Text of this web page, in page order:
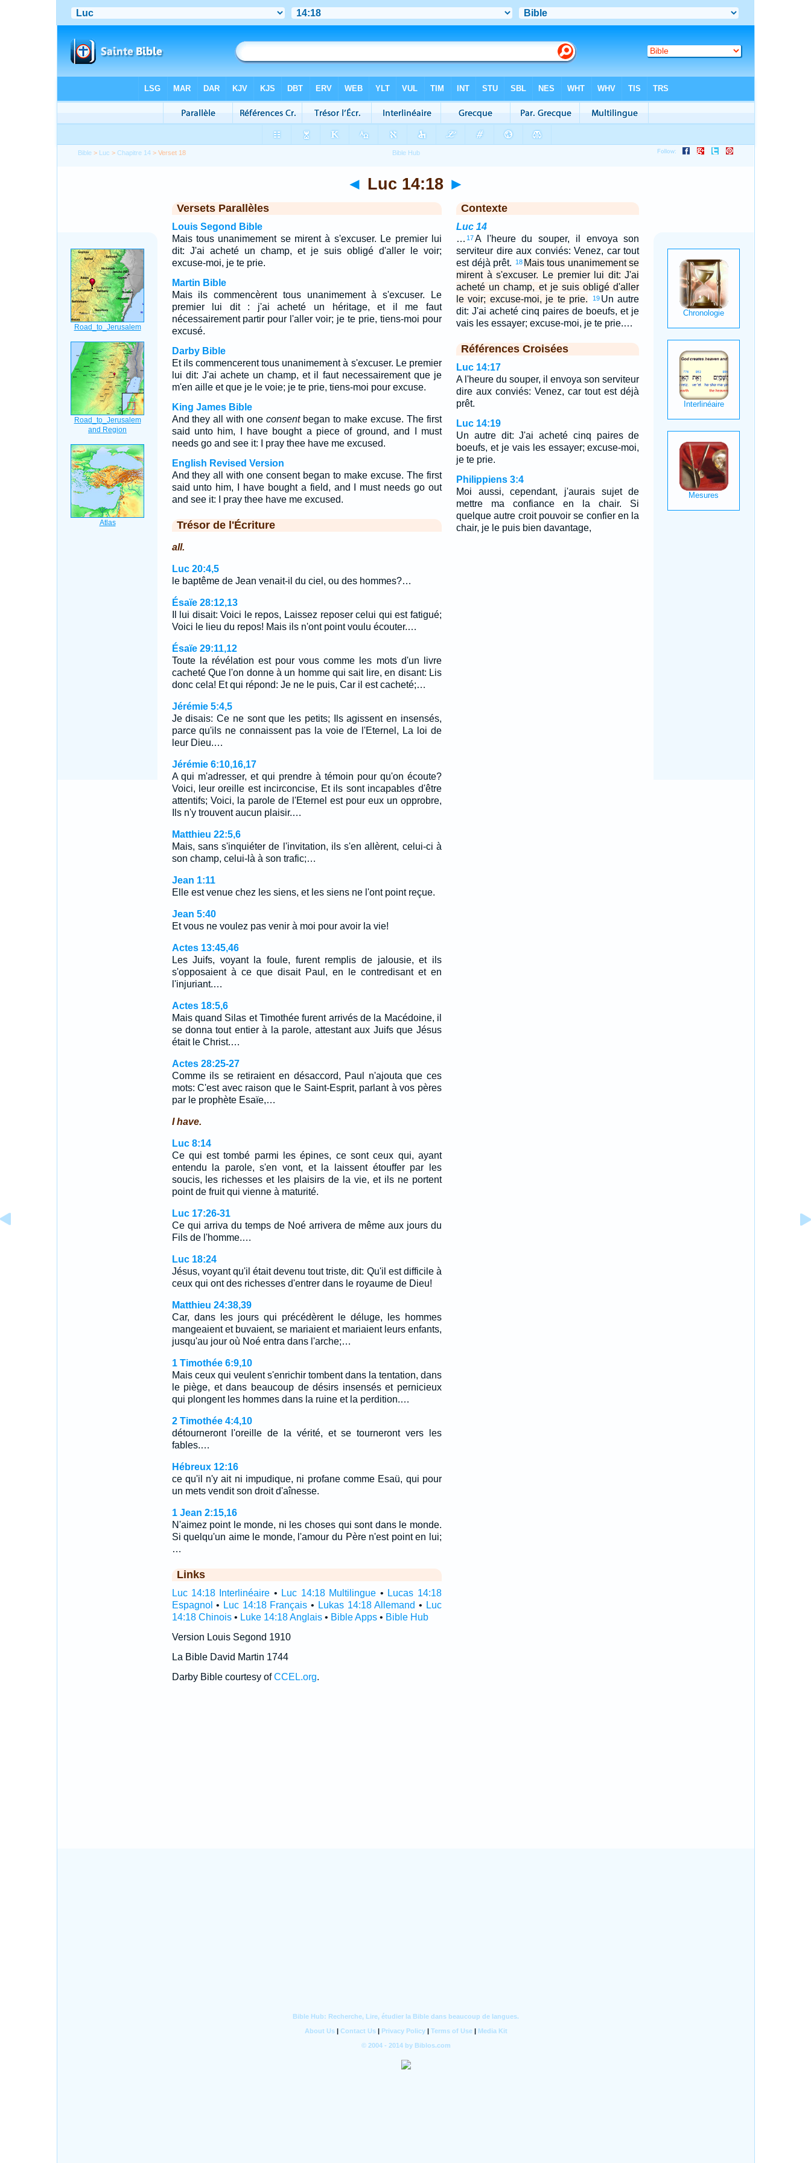
Bible > Luc >Chapitre 14 > Verset 18
◄ Luc 14:18 ►
Versets Parallèles
Louis Segond Bible
Mais tous unanimement se mirent à s'excuser. Le premier lui
dit: J'ai acheté un champ, et je suis obligé d'aller le voir;
excuse-moi, je te prie.
Martin Bible
Mais ils commencèrent tous unanimement à s'excuser. Le
premier lui dit : j'ai acheté un héritage, et il me faut
nécessairement partir pour l'aller voir; je te prie, tiens-moi pour
excusé.
Darby Bible
Et ils commencerent tous unanimement à s'excuser. Le premier
lui dit: J'ai achete un champ, et il faut necessairement que je
m'en aille et que je le voie; je te prie, tiens-moi pour excuse.
King James Bible
And they all with oneconsentbegan to make excuse. The first
said unto him, I have bought a piece of ground, and I must
needs go and see it: I pray thee have me excused.
English Revised Version
And they all with one consent began to make excuse. The first
said unto him, I have bought a field, and I must needs go out
and see it: I pray thee have me excused.
Trésor de l'Écriture
all.
Luc 20:4,5
le baptême de Jean venait-il du ciel, ou des hommes?…
Ésaïe 28:12,13
Il lui disait: Voici le repos, Laissez reposer celui qui est fatigué;
Voici le lieu du repos! Mais ils n'ont point voulu écouter.…
Ésaïe 29:11,12
Toute la révélation est pour vous comme les mots d'un livre
cacheté Que l'on donne à un homme qui sait lire, en disant: Lis
donc cela! Et qui répond: Je ne le puis, Car il est cacheté;…
Jérémie 5:4,5
Je disais: Ce ne sont que les petits; Ils agissent en insensés,
parce qu'ils ne connaissent pas la voie de l'Eternel, La loi de
leur Dieu.…
Jérémie 6:10,16,17
A qui m'adresser, et qui prendre à témoin pour qu'on écoute?
Voici, leur oreille est incirconcise, Et ils sont incapables d'être
attentifs; Voici, la parole de l'Eternel est pour eux un opprobre,
Ils n'y trouvent aucun plaisir.…
Matthieu 22:5,6
Mais, sans s'inquiéter de l'invitation, ils s'en allèrent, celui-ci à
son champ, celui-là à son trafic;…
Jean 1:11
Elle est venue chez les siens, et les siens ne l'ont point reçue.
Jean 5:40
Et vous ne voulez pas venir à moi pour avoir la vie!
Actes 13:45,46
Les Juifs, voyant la foule, furent remplis de jalousie, et ils
s'opposaient à ce que disait Paul, en le contredisant et en
l'injuriant.…
Actes 18:5,6
Mais quand Silas et Timothée furent arrivés de la Macédoine, il
se donna tout entier à la parole, attestant aux Juifs que Jésus
était le Christ.…
Actes 28:25-27
Comme ils se retiraient en désaccord, Paul n'ajouta que ces
mots: C'est avec raison que le Saint-Esprit, parlant à vos pères
par le prophète Esaïe,…
I have.
Luc 8:14
Ce qui est tombé parmi les épines, ce sont ceux qui, ayant
entendu la parole, s'en vont, et la laissent étouffer par les
soucis, les richesses et les plaisirs de la vie, et ils ne portent
point de fruit qui vienne à maturité.
Luc 17:26-31
Ce qui arriva du temps de Noé arrivera de même aux jours du
Fils de l'homme.…
Luc 18:24
Jésus, voyant qu'il était devenu tout triste, dit: Qu'il est difficile à
ceux qui ont des richesses d'entrer dans le royaume de Dieu!
Matthieu 24:38,39
Car, dans les jours qui précédèrent le déluge, les hommes
mangeaient et buvaient, se mariaient et mariaient leurs enfants,
jusqu'au jour où Noé entra dans l'arche;…
1 Timothée 6:9,10
Mais ceux qui veulent s'enrichir tombent dans la tentation, dans
le piège, et dans beaucoup de désirs insensés et pernicieux
qui plongent les hommes dans la ruine et la perdition.…
2 Timothée 4:4,10
détourneront l'oreille de la vérité, et se tourneront vers les
fables.…
Hébreux 12:16
ce qu'il n'y ait ni impudique, ni profane comme Esaü, qui pour
un mets vendit son droit d'aînesse.
1 Jean 2:15,16
N'aimez point le monde, ni les choses qui sont dans le monde.
Si quelqu'un aime le monde, l'amour du Père n'est point en lui;
…
Links
Luc 14:18 Interlinéaire • Luc 14:18 Multilingue • Lucas 14:18
Espagnol • Luc 14:18 Français • Lukas 14:18 Allemand • Luc
14:18 Chinois• Luke 14:18 Anglais• Bible Apps• Bible Hub
Version Louis Segond 1910
La Bible David Martin 1744
Darby Bible courtesy ofCCEL.org.
Contexte
Luc 14
… 17A l'heure du souper, il envoya son
serviteur dire aux conviés: Venez, car tout
est déjà prêt.
18 Mais tous unanimement se
mirent à s'excuser. Le premier lui dit: J'ai
acheté un champ, et je suis obligé d'aller
le voir; excuse-moi, je te prie.
19 Un autre
dit: J'ai acheté cinq paires de boeufs, et je
vais les essayer; excuse-moi, je te prie.…
Références Croisées
Luc 14:17
A l'heure du souper, il envoya son serviteur
dire aux conviés: Venez, car tout est déjà
prêt.
Luc 14:19
Un autre dit: J'ai acheté cinq paires de
boeufs, et je vais les essayer; excuse-moi,
je te prie.
Philippiens 3:4
Moi aussi, cependant, j'aurais sujet de
mettre ma confiance en la chair. Si
quelque autre croit pouvoir se confier en la
chair, je le puis bien davantage,